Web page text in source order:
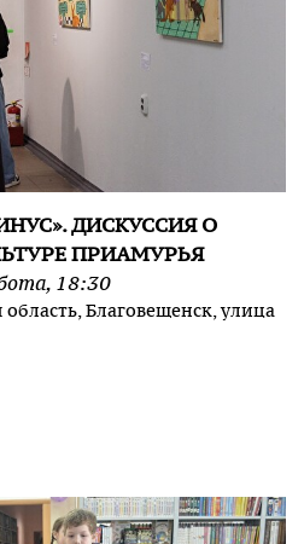
ДИСКУССИЯ О
ПРИАМУРЬЯ
, 18:30
область, Благовещенск, улица